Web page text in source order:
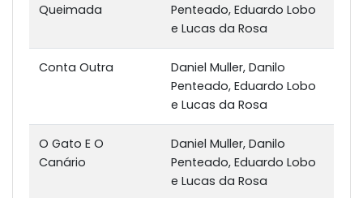
Queimada
Penteado, Eduardo Lobo
e Lucas da Rosa
Conta Outra
Daniel Muller, Danilo
Penteado, Eduardo Lobo
e Lucas da Rosa
O Gato E O
Canário
Daniel Muller, Danilo
Penteado, Eduardo Lobo
e Lucas da Rosa